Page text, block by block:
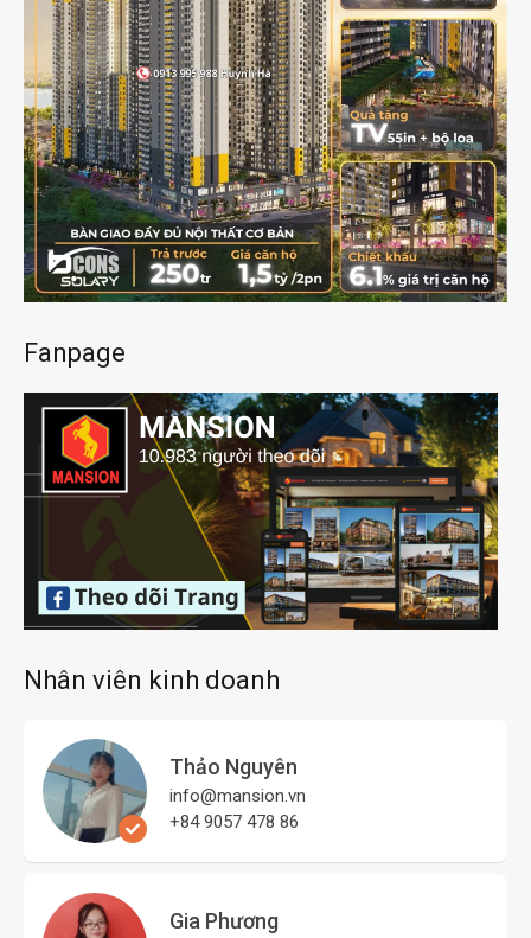
Fanpage
Nhân viên kinh doanh
Thảo Nguyên
info@mansion.vn
+84 9057 478 86
Gia Phương